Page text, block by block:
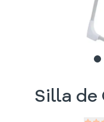
Silla de